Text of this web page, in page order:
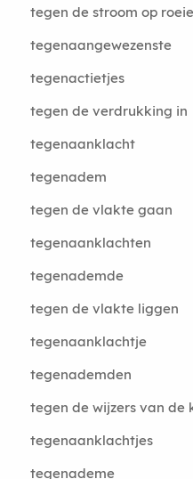
tegen de stroom op
tegenaangewezenste
tegenactietjes
tegen de verdrukking in
tegenaanklacht
tegenadem
tegen de vlakte gaan
tegenaanklachten
tegenademde
tegen de vlakte liggen
tegenaanklachtje
tegenademden
tegen de wijzers van de
tegenaanklachtjes
tegenademe